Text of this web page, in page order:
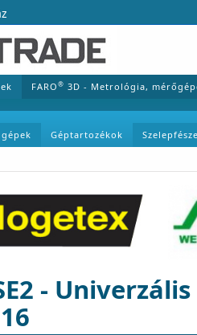
FARO® 3D - Metrológia,
Géptartozékok
-